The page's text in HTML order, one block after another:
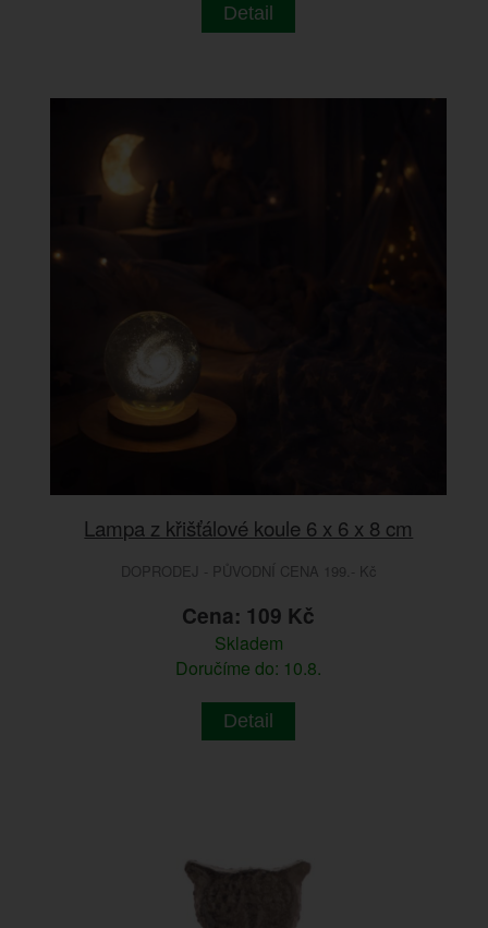
Detail
Lampa z křišťálové koule 6 x 6 x 8 cm
DOPRODEJ - PŮVODNÍ CENA 199.- Kč
Cena: 109 Kč
Skladem
Doručíme do: 10.8.
Detail